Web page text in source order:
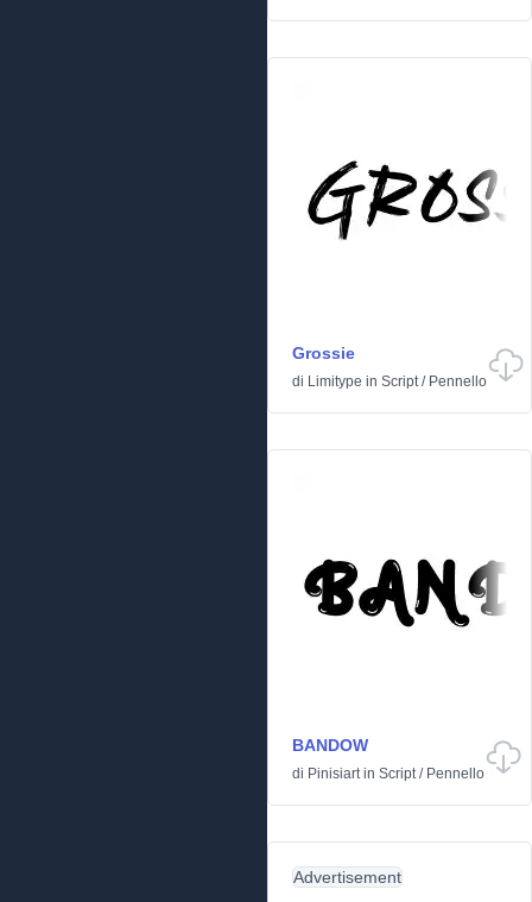
Grossie
di Limitype in Script/ Pennello
BANDOW
di Pinisiartin Script/ Pennello
Advertisement